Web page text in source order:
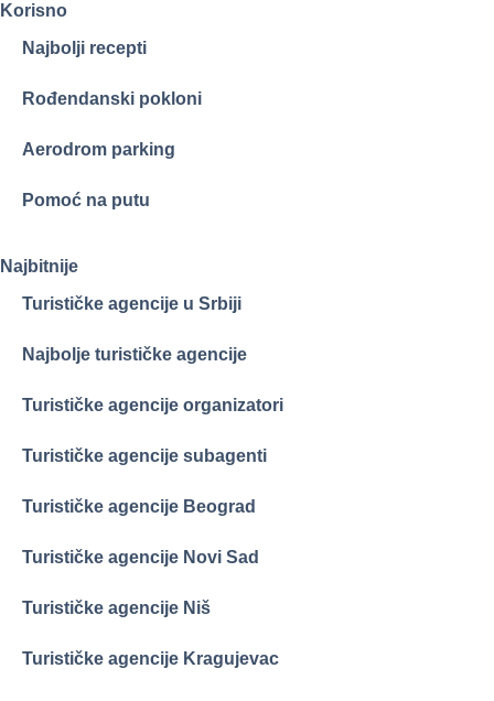
Korisno
Najbolji recepti
Rođendanski pokloni
Aerodrom parking
Pomoć na putu
Najbitnije
Turističke agencije u Srbiji
Najbolje turističke agencije
Turističke agencije organizatori
Turističke agencije subagenti
Turističke agencije Beograd
Turističke agencije Novi Sad
Turističke agencije Niš
Turističke agencije Kragujevac